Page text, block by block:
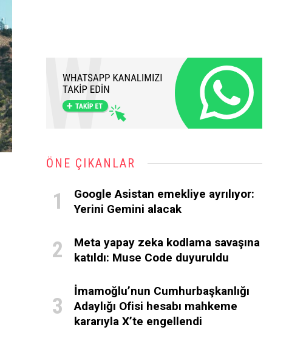
ÖNE ÇIKANLAR
Google Asistan emekliye ayrılıyor:
Yerini Gemini alacak
Meta yapay zeka kodlama savaşına
katıldı: Muse Code duyuruldu
İmamoğlu’nun Cumhurbaşkanlığı
Adaylığı Ofisi hesabı mahkeme
kararıyla X’te engellendi